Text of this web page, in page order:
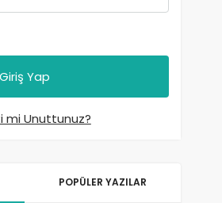
mi Unuttunuz?
POPÜLER YAZILAR